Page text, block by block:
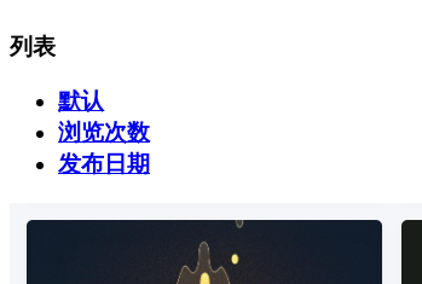
列表
默认
浏览次数
发布日期